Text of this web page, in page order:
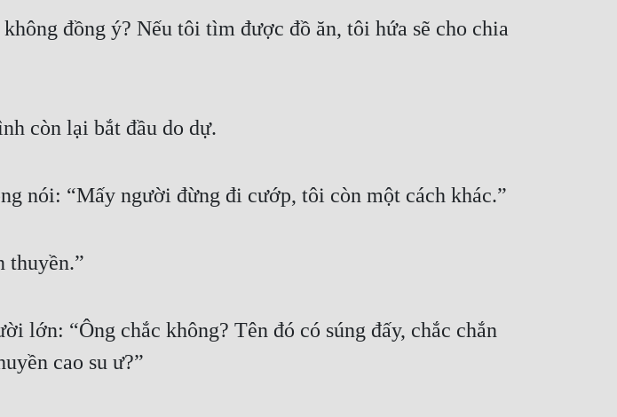
đồng ý? Nếu tôi tìm được đồ ăn, tôi hứa sẽ cho chia
còn lại bắt đầu do dự.
nói: “Mấy người đừng đi cướp, tôi còn một cách khác.”
thuyền.”
lớn: “Ông chắc không? Tên đó có súng đấy, chắc chắn
cao su ư?”